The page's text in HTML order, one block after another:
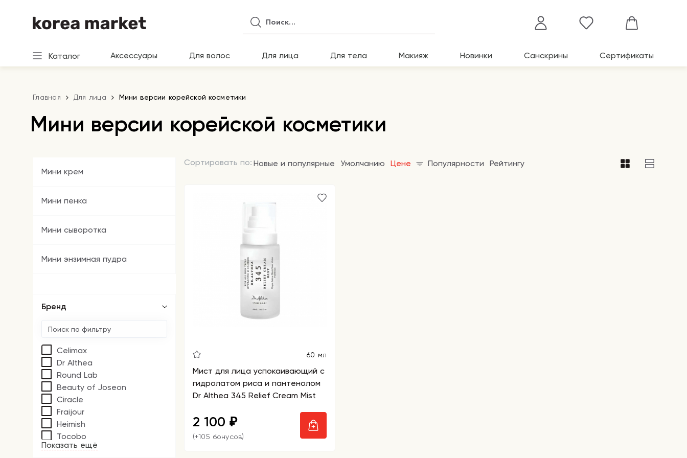
Каталог Аксессуары Для волос Для лица Для тела Макияж Новинки Санскрины Сертификаты
Главная Для лица Мини версии корейской косметики
Мини версии корейской косметики
Сортировать по: Новые и популярные Умолчанию Цене Популярности Рейтингу
60 мл
Мист для лица успокаивающий с
гидролатом риса и пантенолом
Dr Althea 345 Relief Cream Mist
2 100 ₽
(+105 бонусов)
Мини крем
Мини пенка
Мини сыворотка
Мини энзимная пудра
Бренд
Celimax
Dr Althea
Round Lab
Beauty of Joseon
Ciracle
Fraijour
Heimish
Tocobo
Показать ещё